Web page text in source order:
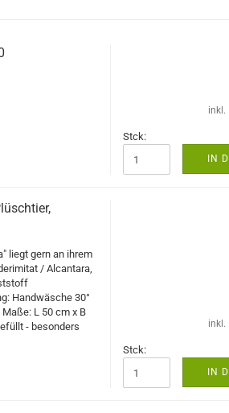
inkl.
Stck:
IN
liegt gern an ihrem
/ Alcantara,
Handwäsche 30°
L 50 cm x B
- besonders
inkl.
Stck:
IN